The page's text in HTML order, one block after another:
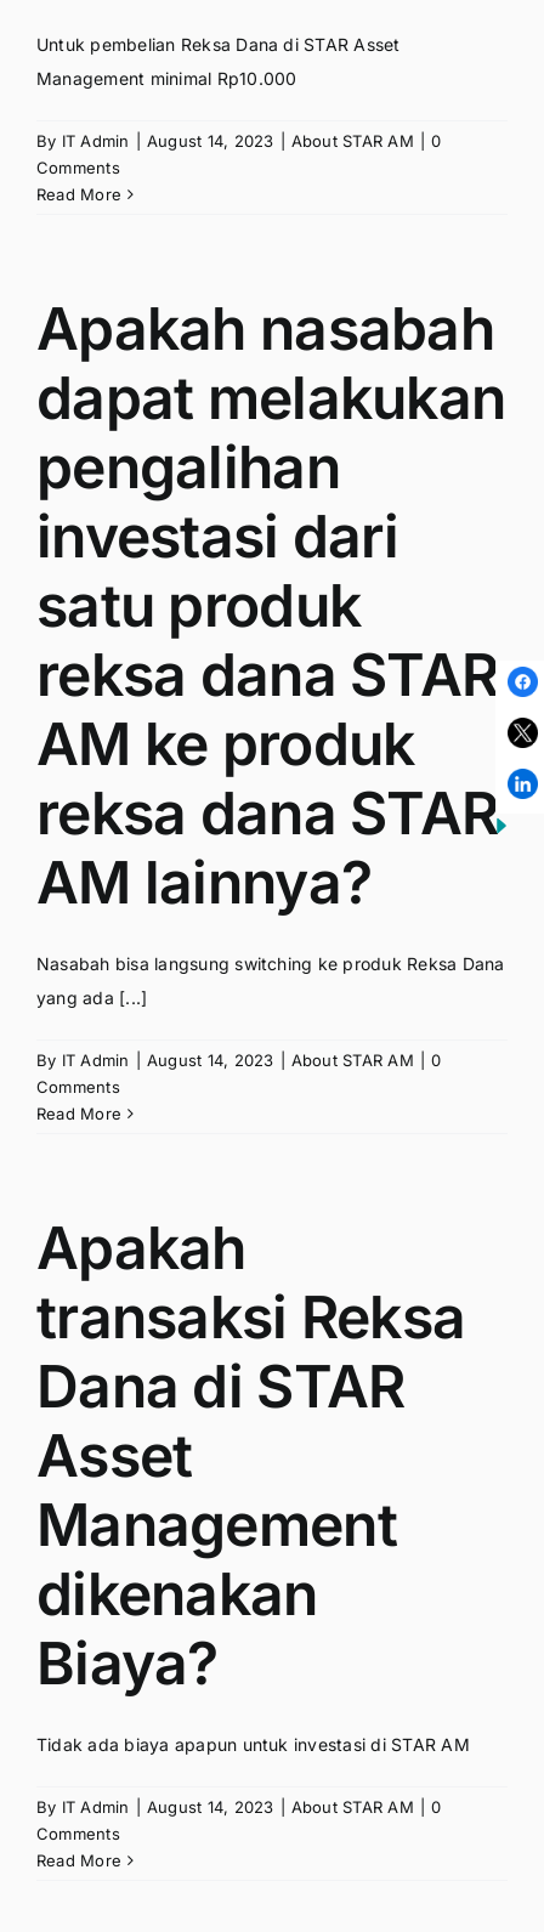
Untuk pembelian Reksa Dana di STAR Asset
Management minimal Rp10.000
By IT Admin August 14, 2023 About STAR AM
0
Comments
Read More
Apakah nasabah
dapat melakukan
pengalihan
investasi dari
satu produk
reksa dana STAR
AM ke produk
reksa dana STAR
AM lainnya?
Nasabah bisa langsung switching ke produk Reksa Dana
yang ada [...]
By IT Admin August 14, 2023 About STAR AM
0
Comments
Read More
Apakah
transaksi Reksa
Dana di STAR
Asset
Management
dikenakan
Biaya?
Tidak ada biaya apapun untuk investasi di STAR AM
By IT Admin August 14, 2023 About STAR AM
0
Comments
Read More